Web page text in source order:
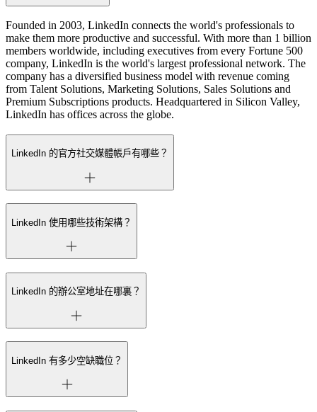
Founded in 2003, LinkedIn connects the world's professionals to
make them more productive and successful. With more than 1 billion
members worldwide, including executives from every Fortune 500
company, LinkedIn is the world's largest professional network. The
company has a diversified business model with revenue coming
from Talent Solutions, Marketing Solutions, Sales Solutions and
Premium Subscriptions products. Headquartered in Silicon Valley,
LinkedIn has offices across the globe.
LinkedIn 的官方社交媒體帳戶有哪些？
LinkedIn 使用哪些技術架構？
LinkedIn 的辦公室地址在哪裏？
LinkedIn 有多少空缺職位？